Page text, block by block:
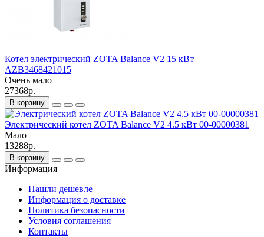
Котел электрический ZOTA Balance V2 15 кВт
АZB3468421015
Очень мало
27368р.
В корзину
Электрический котел ZOTA Balance V2 4.5 кВт 00-00000381
Мало
13288р.
В корзину
Информация
Нашли дешевле
Информация о доставке
Политика безопасности
Условия соглашения
Контакты